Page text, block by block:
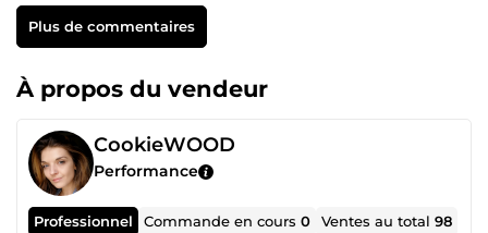
Plus de commentaires
À propos du vendeur
CookieWOOD
Performance
Professionnel Commande en cours0 Ventes au total98